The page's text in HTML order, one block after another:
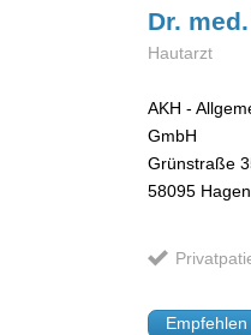
Dr.
Hautarzt
AKH -
GmbH
Grünstraße
58095 Hagen
Empfehlen